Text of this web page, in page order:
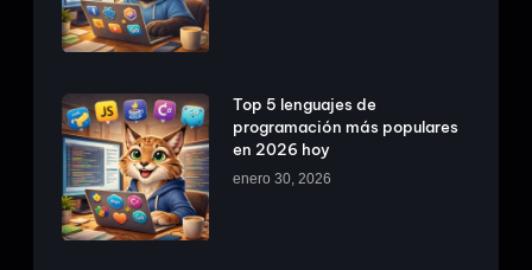
Top 5 lenguajes de
programación más populares
en 2026 hoy
enero 30, 2026